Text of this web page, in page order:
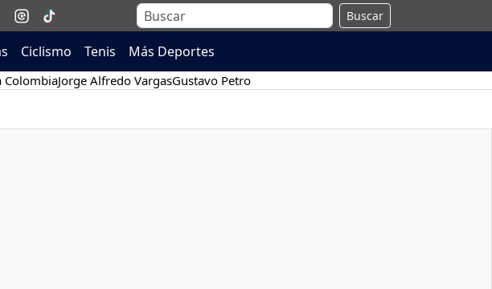
Buscar
Ciclismo Tenis Más Deportes
ColombiaJorge Alfredo VargasGustavo Petro